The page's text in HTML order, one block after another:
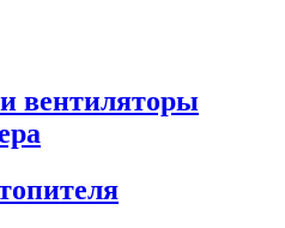
вентиляторы